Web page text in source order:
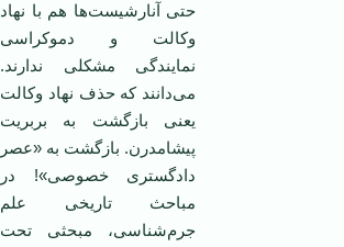
حتی آنارشیست‌ها هم با نهاد
وکالت و دموکراسی
نمایندگی مشکلی ندارند.
می‌دانند که حذف نهاد وکالت
یعنی بازگشت به بربریت
پیشامدرن. بازگشت به «عصر
دادگستری خصوصی»! در
مباحث تاریخی علم
جرم‌شناسی، مبحثی تحت